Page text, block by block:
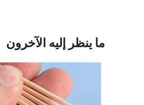
ما ينظر إليه الآخرون